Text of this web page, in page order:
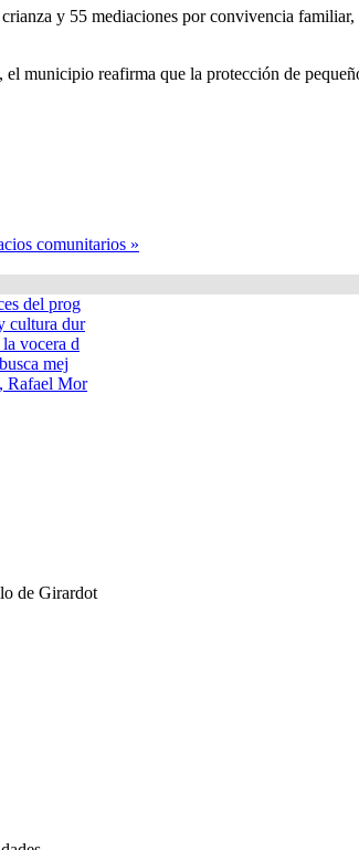
y 55 mediaciones por convivencia
municipio reafirma que la protección de
comunitarios »
del prog
cultura dur
vocera d
mej
Rafael Mor